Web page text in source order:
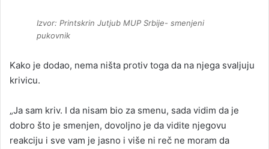
Izvor: Printskrin Jutjub MUP Srbije- smenjeni
pukovnik
Kako je dodao, nema ništa protiv toga da na njega svaljuju
krivicu.
„Ja sam kriv. I da nisam bio za smenu, sada vidim da je
dobro što je smenjen, dovoljno je da vidite njegovu
reakciju i sve vam je jasno i više ni reč ne moram da